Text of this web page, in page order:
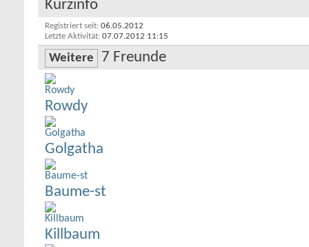
Kurzinfo
Registriert seit 06.05.2012
Letzte Aktivität 07.07.2012 11:15
Weitere 7 Freunde
Rowdy
Golgatha
Baume-st
Killbaum